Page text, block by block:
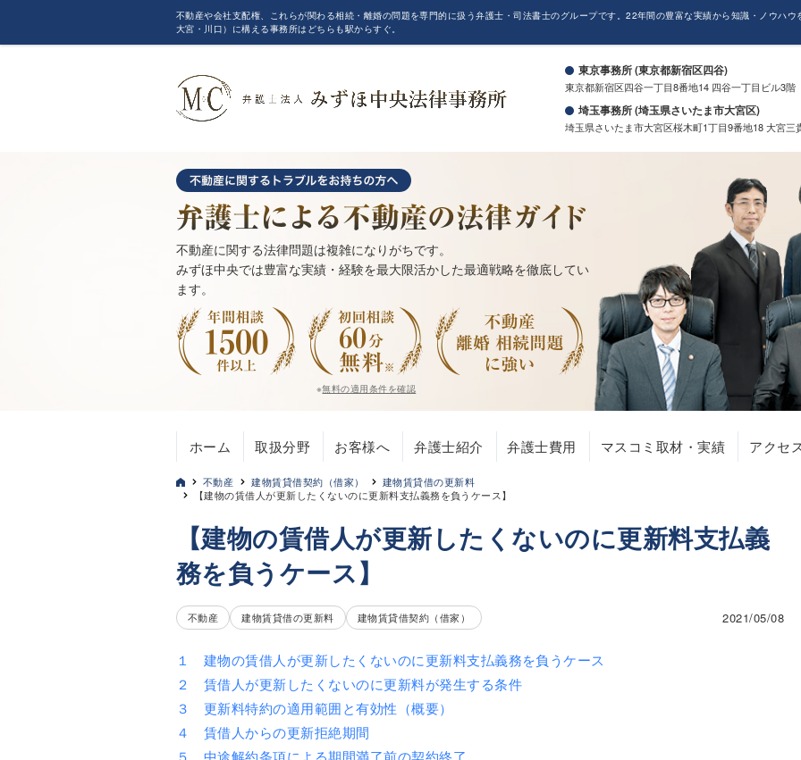
不動産や会社支配権、これらが関わる相続・離婚の問題を専門的に扱う弁護士・司法書士のグループです。22年間の豊富な実績から知識・ノウハ
大宮・川口）に構える事務所はどちらも駅からすぐ。
東京事務所 (東京都新宿区四谷)
東京都新宿区四谷一丁目8番地14 四谷一丁目ビル3階
埼玉事務所 (埼玉県さいたま市大宮区)
埼玉県さいたま市大宮区桜木町1丁目9番地18 大宮三
不動産に関する法律問題は複雑になりがちです。
みずほ中央では豊富な実績・経験を最大限活かした最適戦略を徹底してい
ます。
※無料の適用条件を確認
ホーム 取扱分野 お客様へ 弁護士紹介 弁護士費用 マスコミ取材・実績 アクセ
不動産 建物賃貸借契約（借家）
建物賃貸借の更新料
【建物の賃借人が更新したくないのに更新料支払義務を負うケース】
【建物の賃借人が更新したくないのに更新料支払義
務を負うケース】
不動産 建物賃貸借の更新料 建物賃貸借契約（借家） 2021/05/08
１ 建物の賃借人が更新したくないのに更新料支払義務を負うケース
２ 賃借人が更新したくないのに更新料が発生する条件
３ 更新料特約の適用範囲と有効性（概要）
４ 賃借人からの更新拒絶期間
５ 中途解約条項による期間満了前の契約終了